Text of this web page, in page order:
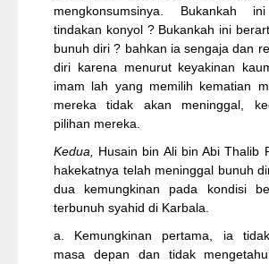
mengkonsumsinya. Bukankah
tindakan konyol ? Bukankah ini
bunuh diri ? bahkan ia sengaja dan
diri karena menurut keyakinan
imam lah yang memilih kematian
mereka tidak akan meninggal,
pilihan mereka.
Kedua,
Husain bin Ali bin Abi Thalib
hakekatnya telah meninggal bunuh
dua kemungkinan pada kondisi
terbunuh syahid di Karbala.
a. Kemungkinan pertama, ia
masa depan dan tidak